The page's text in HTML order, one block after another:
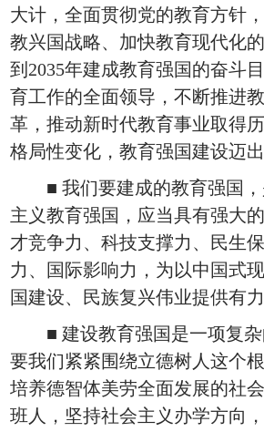
大计，全面贯彻党的教育方针
教兴国战略、加快教育现代化
到2035年建成教育强国的奋斗
育工作的全面领导，不断推进
革，推动新时代教育事业取得
格局性变化，教育强国建设迈
■ 我们要建成的教育强国，
主义教育强国，应当具有强大
才竞争力、科技支撑力、民生
力、国际影响力，为以中国式
国建设、民族复兴伟业提供有
■ 建设教育强国是一项复杂
要我们紧紧围绕立德树人这个
培养德智体美劳全面发展的社
班人，坚持社会主义办学方向